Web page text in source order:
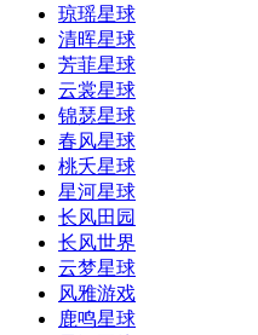
琼瑶星球
清晖星球
芳菲星球
云裳星球
锦瑟星球
春风星球
桃夭星球
星河星球
长风田园
长风世界
云梦星球
风雅游戏
鹿鸣星球